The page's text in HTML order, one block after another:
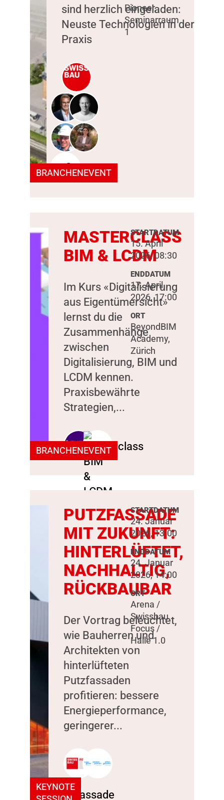
BRANCHENEVENT
sind herzlich eingeladen:
Neuste Technologien in der
Praxis
+2
Pioneer,
Seminarraum
1
BRANCHENEVENT
MASTERCLASS
BIM & LCDM
Im Kurs «Digitalisierung
aus Eigentümersicht»
lernst du die
Zusammenhänge
zwischen
Digitalisierung, BIM und
LCDM kennen.
Praxisbewährte
Strategien,...
STARTDATUM
15. April
2026, 08:30
ENDDATUM
17. April
2026, 17:00
ORT
BeyondBIM
Academy,
Zürich
KEYNOTE
PUTZFASSADE
MIT ZUKUNFT:
HINTERLÜFTET,
NACHHALTIG,
RÜCKBAUBAR
Der Vortrag beleuchtet,
wie Bauherren und
Architekten von
hinterlüfteten
Putzfassaden
profitieren: bessere
Energieperformance,
geringerer...
STARTDATUM
24. Januar
2026, 13:00
ENDDATUM
24. Januar
2026, 14:00
ORT
Arena /
Swissbau
Focus /
Halle 1.0